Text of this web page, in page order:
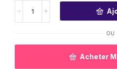
OU
Acheter